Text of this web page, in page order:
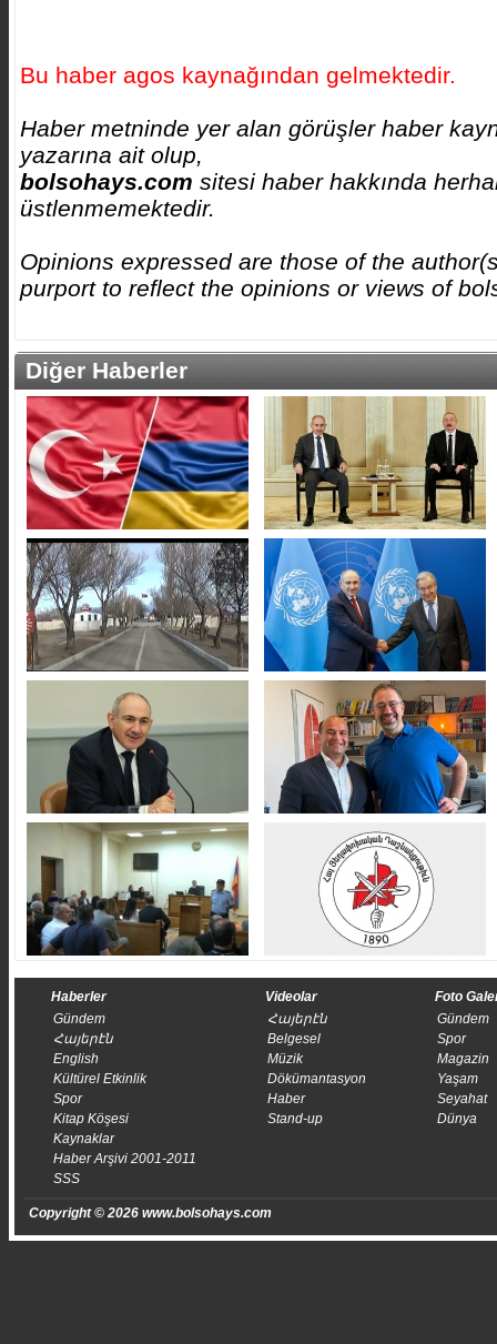
Bu haber agos kaynağından gelmektedir.
Haber metninde yer alan görüşler haber
yazarına ait olup,
bolsohays.com sitesi haber hakkında
üstlenmemektedir.
Opinions expressed are those of the
purport to reflect the opinions or views of
Diğer Haberler
Haberler
Gündem
Հայերէն
English
Kültürel Etkinlik
Spor
Kitap Köşesi
Kaynaklar
Haber Arşivi 2001-2011
SSS
Videolar
Հայերէն
Belgesel
Müzik
Dökümantasyon
Haber
Stand-up
Foto
Gündem
Spor
Magazin
Yaşam
Seyahat
Dünya
Copyright © 2026 www.bolsohays.com